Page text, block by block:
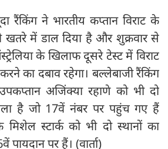
रैंकिंग ने भारतीय कप्तान विराट के
खतरे में डाल दिया है और शुक्रवार से
के खिलाफ दूसरे टेस्ट में विराट
का दबाव रहेगा। बल्लेबाजी रैंकिंग
अजिंक्या रहाणे को भी दो
है जो 17वें नंबर पर पहुंच गए हैं
स्टार्क को भी दो स्थानों का
पर हैं। (वार्ता)